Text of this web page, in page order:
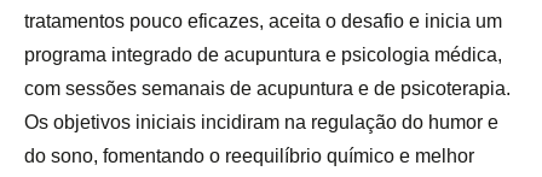
tratamentos pouco eficazes, aceita o desafio e inicia um
programa integrado de acupuntura e psicologia médica,
com sessões semanais de acupuntura e de psicoterapia.
Os objetivos iniciais incidiram na regulação do humor e
do sono, fomentando o reequilíbrio químico e melhor